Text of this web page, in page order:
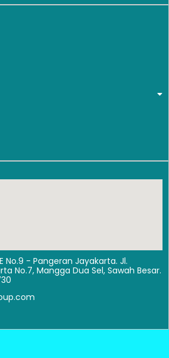
No.9 - Pangeran Jayakarta. Jl.
No.7, Mangga Dua Sel, Sawah Besar.